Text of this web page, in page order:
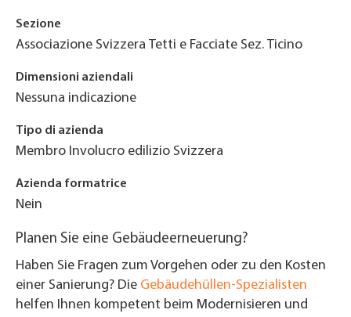
Sezione
Associazione Svizzera Tetti e Facciate Sez. Ticino
Dimensioni aziendali
Nessuna indicazione
Tipo di azienda
Membro Involucro edilizio Svizzera
Azienda formatrice
Nein
Planen Sie eine Gebäudeerneuerung?
Haben Sie Fragen zum Vorgehen oder zu den Kosten
einer Sanierung? Die Gebäudehüllen-Spezialisten
helfen Ihnen kompetent beim Modernisieren und